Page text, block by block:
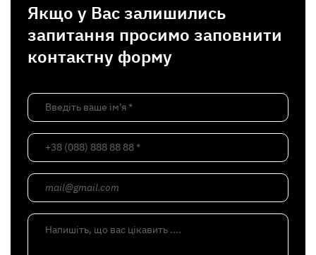
Якщо у Вас залишились
запитання просимо заповнити
контактну форму
Введіть ваше ім’я *
+38 (088) 888 88 88 *
mail@gmail.com
Напишіть, що вас цікавить ....